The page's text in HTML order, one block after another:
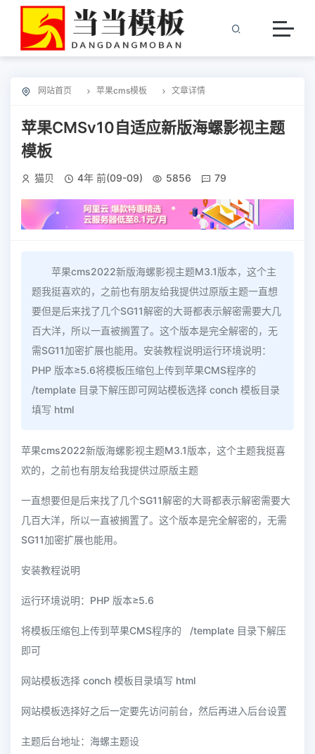
网站首页 苹果cms模板 文章详情
苹果CMSv10自适应新版海螺影视主题
模板
猫贝 4年 前(09-09) 5856 79
苹果cms2022新版海螺影视主题M3.1版本，这个主
题我挺喜欢的，之前也有朋友给我提供过原版主题一直想
要但是后来找了几个SG11解密的大哥都表示解密需要大几
百大洋，所以一直被搁置了。这个版本是完全解密的，无
需SG11加密扩展也能用。安装教程说明运行环境说明：
PHP 版本≥5.6将模板压缩包上传到苹果CMS程序的
/template 目录下解压即可网站模板选择 conch 模板目录
填写 html
苹果cms2022新版海螺影视主题M3.1版本，这个主题我挺喜
欢的，之前也有朋友给我提供过原版主题
一直想要但是后来找了几个SG11解密的大哥都表示解密需要大
几百大洋，所以一直被搁置了。这个版本是完全解密的，无需
SG11加密扩展也能用。
安装教程说明
运行环境说明：PHP 版本≥5.6
将模板压缩包上传到苹果CMS程序的 /template 目录下解压
即可
网站模板选择 conch 模板目录填写 html
网站模板选择好之后一定要先访问前台，然后再进入后台设置
主题后台地址：海螺主题设